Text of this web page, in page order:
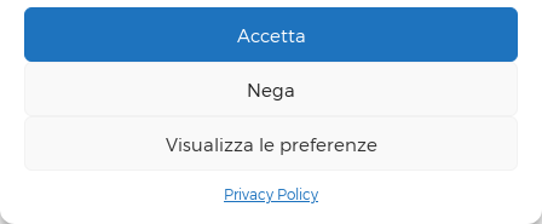
Accetta
Nega
Visualizza le preferenze
Privacy Policy